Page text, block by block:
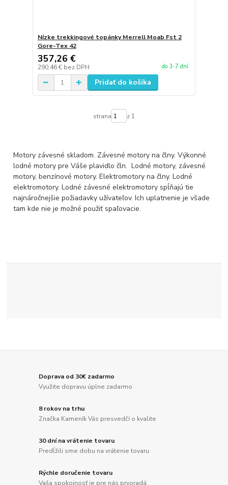
Nízke trekkingové topánky Merrell Moab Fst 2
Gore-Tex 42
357,26 €
290,46 € bez DPH do 3-7 dní
Pridať do košíka
strana z 1
Motory závesné skladom. Závesné motory na člny. Výkonné
lodné motory pre Váše plavidlo čln. Lodné motory, závesné
motory, benzínové motory. Elektromotory na člny. Lodné
elektromotory. Lodné závesné elektromotory spĺňajú tie
najnáročnejšie požiadavky užívateľov. Ich uplatnenie je všade
tam kde nie je možné použiť spaľovacie.
Doprava od 30€ zadarmo
Využite dopravu úplne zadarmo
8 rokov na trhu
Značka Kameník Vás presvedčí o kvalite
30 dní na vrátenie tovaru
Predĺžili sme dobu na vrátenie tovaru
Rýchle doručenie tovaru
Vaša spokojnosť je pre nás prvoradá